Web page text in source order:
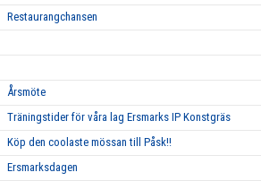
Restaurangchansen
Årsmöte
Träningstider för våra lag Ersmarks IP Konstgräs
Köp den coolaste mössan till Påsk!!
Ersmarksdagen